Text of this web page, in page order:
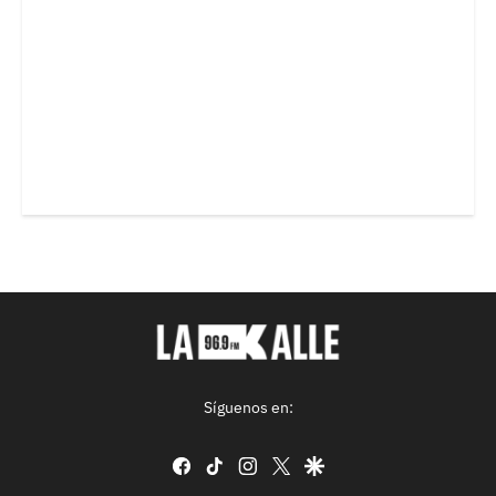
Síguenos en:
facebook
tiktok instagram
twittergoogle